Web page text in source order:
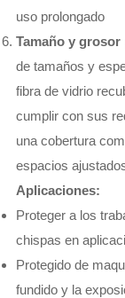
uso prolongado
Tamaño y
de tamaños y
fibra de vidrio
cumplir con sus
una cobertura
espacios
Aplicaciones:
Proteger a los
chispas en
Protegido de
fundido y la